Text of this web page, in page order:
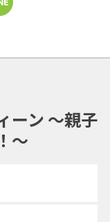
ーン ～親子
～